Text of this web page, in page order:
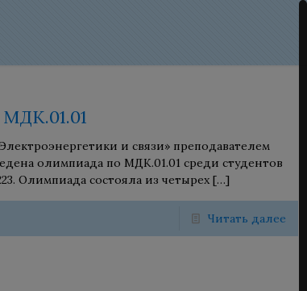
и связи» преподавателем
олимпиада по МДК.01.01 среди студентов
Олимпиада состояла из четырех[…]
Читать далее